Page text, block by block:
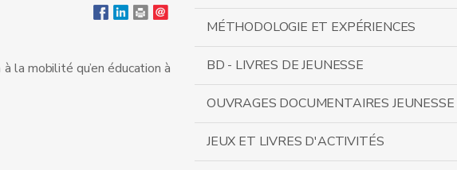
la mobilité qu’en éducation à
MÉTHODOLOGIE ET EXPÉRIENCES
BD - LIVRES DE JEUNESSE
OUVRAGES DOCUMENTAIRES JEUNESSE
JEUX ET LIVRES D'ACTIVITÉS